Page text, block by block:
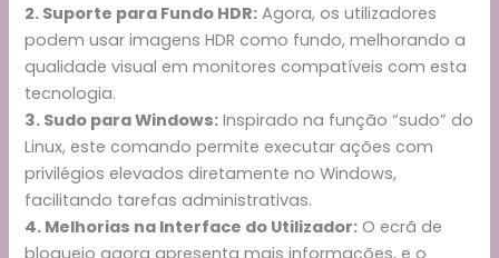
2. Suporte para Fundo HDR: Agora, os utilizadores
podem usar imagens HDR como fundo, melhorando a
qualidade visual em monitores compatíveis com esta
tecnologia.
3. Sudo para Windows: Inspirado na função “sudo” do
Linux, este comando permite executar ações com
privilégios elevados diretamente no Windows,
facilitando tarefas administrativas.
4. Melhorias na Interface do Utilizador: O ecrã de